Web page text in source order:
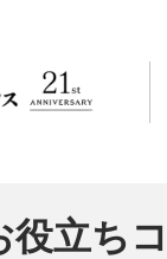
役立ち